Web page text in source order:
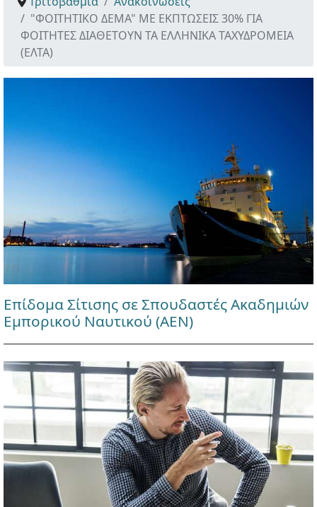
"ΦΟΙΤΗΤΙΚΟ ΔΕΜΑ" ΜΕ ΕΚΠΤΩΣΕΙΣ 30% ΓΙΑ
ΦΟΙΤΗΤΕΣ ΔΙΑΘΕΤΟΥΝ ΤΑ ΕΛΛΗΝΙΚΑ ΤΑΧΥΔΡΟΜΕΙΑ
(ΕΛΤΑ)
Επίδομα Σίτισης σε Σπουδαστές Ακαδημιών
Εμπορικού Ναυτικού (ΑΕΝ)